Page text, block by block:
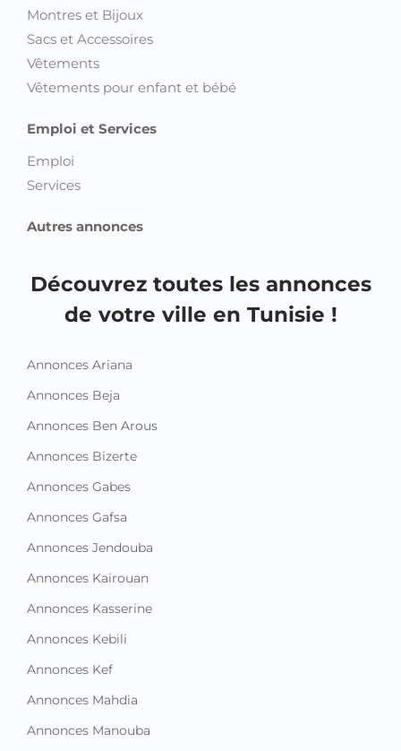
Montres et Bijoux
Sacs et Accessoires
Vêtements
Vêtements pour enfant et bébé
Emploi et Services
Emploi
Services
Autres annonces
Découvrez toutes les annonces
de votre ville en Tunisie !
Annonces Ariana
Annonces Beja
Annonces Ben Arous
Annonces Bizerte
Annonces Gabes
Annonces Gafsa
Annonces Jendouba
Annonces Kairouan
Annonces Kasserine
Annonces Kebili
Annonces Kef
Annonces Mahdia
Annonces Manouba